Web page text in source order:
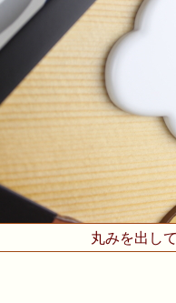
丸みを出し